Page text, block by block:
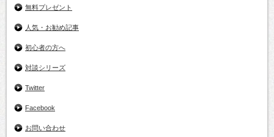
無料プレゼント
人気・お勧め記事
初心者の方へ
対談シリーズ
Twitter
Facebook
お問い合わせ